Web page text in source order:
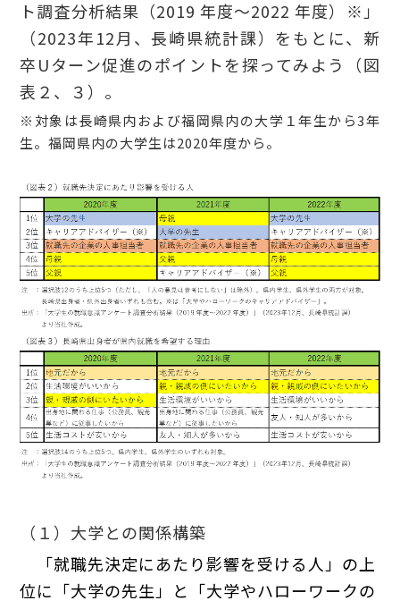
ト調査分析結果（2019 年度～2022 年度）※」
（2023年12月、長崎県統計課）をもとに、新
卒Uターン促進のポイントを探ってみよう（図
表２、３）。
※対象は長崎県内および福岡県内の大学１年生から3年
生。福岡県内の大学生は2020年度から。
（１）大学との関係構築
「就職先決定にあたり影響を受ける人」の上
位に 「大学の先生」と「大学やハローワークの